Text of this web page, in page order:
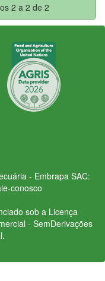
2 a 2 de 2
- Embrapa SAC:
conosco
sob a Licença
- SemDerivações